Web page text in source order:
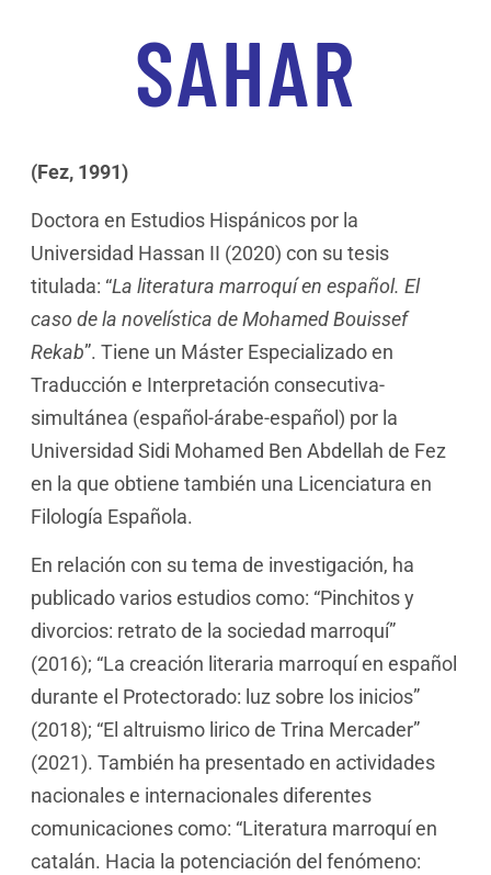
SAHAR
(Fez, 1991)
Doctora en Estudios Hispánicos por la
Universidad Hassan II (2020) con su tesis
titulada: “La literatura marroquí en español. El
caso de la novelística de Mohamed Bouissef
Rekab”. Tiene un Máster Especializado en
Traducción e Interpretación consecutiva-
simultánea (español-árabe-español) por la
Universidad Sidi Mohamed Ben Abdellah de Fez
en la que obtiene también una Licenciatura en
Filología Española.
En relación con su tema de investigación, ha
publicado varios estudios como: “Pinchitos y
divorcios: retrato de la sociedad marroquí”
(2016); “La creación literaria marroquí en español
durante el Protectorado: luz sobre los inicios”
(2018); “El altruismo lirico de Trina Mercader”
(2021). También ha presentado en actividades
nacionales e internacionales diferentes
comunicaciones como: “Literatura marroquí en
catalán. Hacia la potenciación del fenómeno: